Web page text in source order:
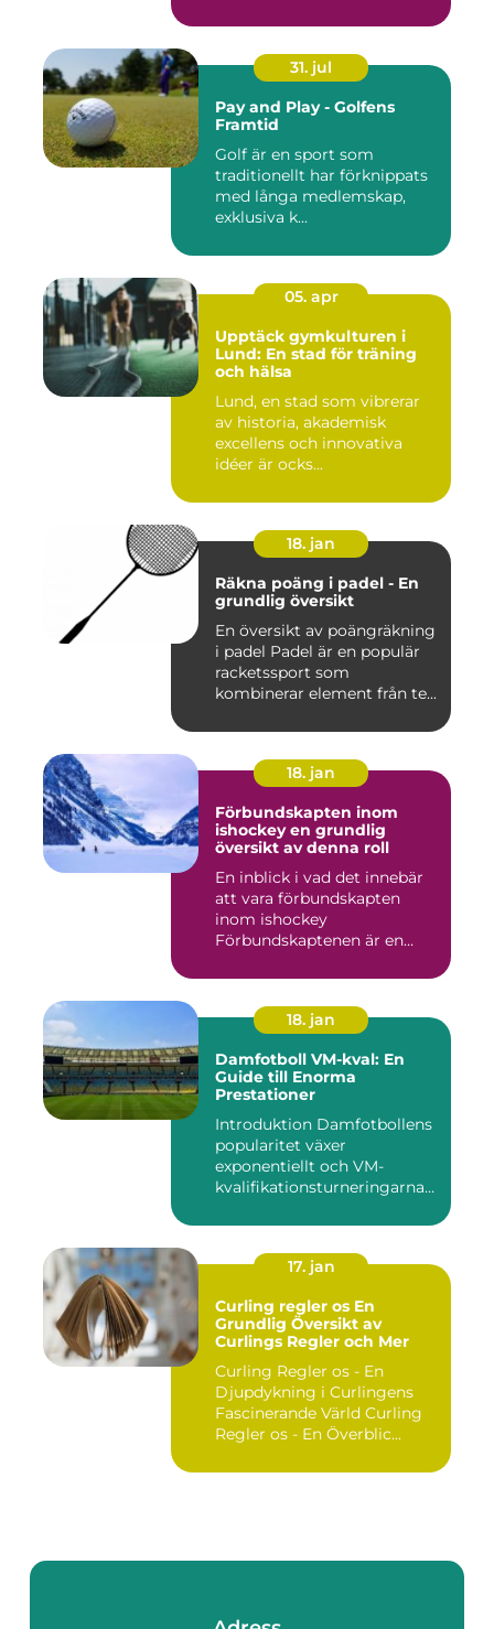
31. jul
Pay and Play - Golfens
Framtid
Golf är en sport som
traditionellt har förknippats
med långa medlemskap,
exklusiva k...
05. apr
Upptäck gymkulturen i
Lund: En stad för träning
och hälsa
Lund, en stad som vibrerar
av historia, akademisk
excellens och innovativa
idéer är ocks...
18. jan
Räkna poäng i padel - En
grundlig översikt
En översikt av poängräkning
i padel Padel är en populär
racketssport som
kombinerar element från te...
18. jan
Förbundskapten inom
ishockey en grundlig
översikt av denna roll
En inblick i vad det innebär
att vara förbundskapten
inom ishockey
Förbundskaptenen är en
18. jan
Damfotboll VM-kval: En
Guide till Enorma
Prestationer
Introduktion Damfotbollens
popularitet växer
exponentiellt och VM-
kvalifikationsturneringarna
17. jan
Curling regler os En
Grundlig Översikt av
Curlings Regler och Mer
Curling Regler os - En
Djupdykning i Curlingens
Fascinerande Värld Curling
Regler os - En Överblic...